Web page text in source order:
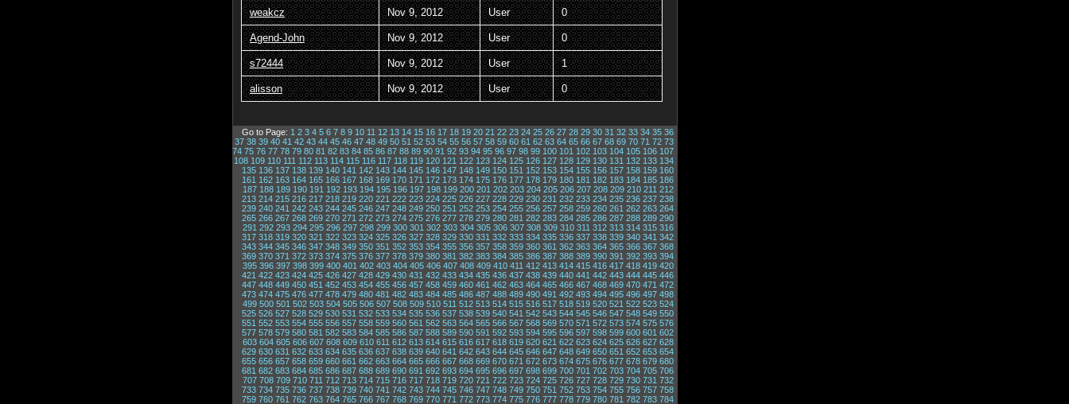
weakcz Nov 9, 2012 User 0
Agend-John Nov 9, 2012 User 0
s72444 Nov 9, 2012 User 1
alisson Nov 9, 2012 User 0
Go to Page: 1 2 3 4 5 6 7 8 9 10 11 12 13 14 15 16 17 18 19 20 21 22 23 24 25 26 27 28 29 30 31 32 33 34 35 36
37 38 39 40 41 42 43 44 45 46 47 48 49 50 51 52 53 54 55 56 57 58 59 60 61 62 63 64 65 66 67 68 69 70 71 72 73
74 75 76 77 78 79 80 81 82 83 84 85 86 87 88 89 90 91 92 93 94 95 96 97 98 99 100 101 102 103 104 105 106 107
108 109 110 111 112 113 114 115 116 117 118 119 120 121 122 123 124 125 126 127 128 129 130 131 132 133 134
135 136 137 138 139 140 141 142 143 144 145 146 147 148 149 150 151 152 153 154 155 156 157 158 159 160
161 162 163 164 165 166 167 168 169 170 171 172 173 174 175 176 177 178 179 180 181 182 183 184 185 186
187 188 189 190 191 192 193 194 195 196 197 198 199 200 201 202 203 204 205 206 207 208 209 210 211 212
213 214 215 216 217 218 219 220 221 222 223 224 225 226 227 228 229 230 231 232 233 234 235 236 237 238
239 240 241 242 243 244 245 246 247 248 249 250 251 252 253 254 255 256 257 258 259 260 261 262 263 264
265 266 267 268 269 270 271 272 273 274 275 276 277 278 279 280 281 282 283 284 285 286 287 288 289 290
291 292 293 294 295 296 297 298 299 300 301 302 303 304 305 306 307 308 309 310 311 312 313 314 315 316
317 318 319 320 321 322 323 324 325 326 327 328 329 330 331 332 333 334 335 336 337 338 339 340 341 342
343 344 345 346 347 348 349 350 351 352 353 354 355 356 357 358 359 360 361 362 363 364 365 366 367 368
369 370 371 372 373 374 375 376 377 378 379 380 381 382 383 384 385 386 387 388 389 390 391 392 393 394
395 396 397 398 399 400 401 402 403 404 405 406 407 408 409 410 411 412 413 414 415 416 417 418 419 420
421 422 423 424 425 426 427 428 429 430 431 432 433 434 435 436 437 438 439 440 441 442 443 444 445 446
447 448 449 450 451 452 453 454 455 456 457 458 459 460 461 462 463 464 465 466 467 468 469 470 471 472
473 474 475 476 477 478 479 480 481 482 483 484 485 486 487 488 489 490 491 492 493 494 495 496 497 498
499 500 501 502 503 504 505 506 507 508 509 510 511 512 513 514 515 516 517 518 519 520 521 522 523 524
525 526 527 528 529 530 531 532 533 534 535 536 537 538 539 540 541 542 543 544 545 546 547 548 549 550
551 552 553 554 555 556 557 558 559 560 561 562 563 564 565 566 567 568 569 570 571 572 573 574 575 576
577 578 579 580 581 582 583 584 585 586 587 588 589 590 591 592 593 594 595 596 597 598 599 600 601 602
603 604 605 606 607 608 609 610 611 612 613 614 615 616 617 618 619 620 621 622 623 624 625 626 627 628
629 630 631 632 633 634 635 636 637 638 639 640 641 642 643 644 645 646 647 648 649 650 651 652 653 654
655 656 657 658 659 660 661 662 663 664 665 666 667 668 669 670 671 672 673 674 675 676 677 678 679 680
681 682 683 684 685 686 687 688 689 690 691 692 693 694 695 696 697 698 699 700 701 702 703 704 705 706
707 708 709 710 711 712 713 714 715 716 717 718 719 720 721 722 723 724 725 726 727 728 729 730 731 732
733 734 735 736 737 738 739 740 741 742 743 744 745 746 747 748 749 750 751 752 753 754 755 756 757 758
759 760 761 762 763 764 765 766 767 768 769 770 771 772 773 774 775 776 777 778 779 780 781 782 783 784